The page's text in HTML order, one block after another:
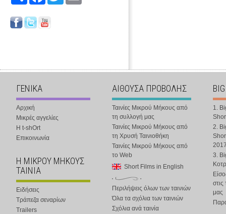
ΓΕΝΙΚΑ
Αρχική
Μικρές αγγελίες
Η t-shOrt
Επικοινωνία
Η ΜΙΚΡΟΥ ΜΗΚΟΥΣ
ΤΑΙΝΙΑ
Ειδήσεις
Τράπεζα σεναρίων
Trailers
ΑΙΘΟΥΣΑ ΠΡΟΒΟΛΗΣ
Ταινίες Μικρού Μήκους από
τη συλλογή μας
Ταινίες Μικρού Μήκους από
τη Χρυσή Ταινιοθήκη
Ταινίες Μικρού Μήκους από
το Web
Short Films in English
Περιλήψεις όλων των ταινιών
Όλα τα σχόλια των ταινιών
Σχόλια ανά ταινία
1.
2.
3.
στις
μας